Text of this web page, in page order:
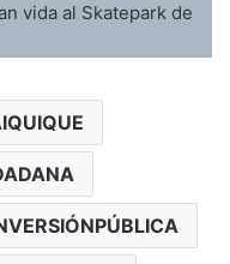
vida al Skatepark de